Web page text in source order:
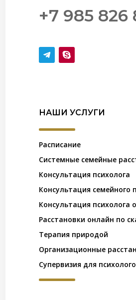
+7 985 826
НАШИ УСЛУГИ
Расписание
Системные семейные
Консультация психолога
Консультация семейного
Консультация психолога
Расстановки онлайн по
Терапия природой
Организационные
Супервизия для